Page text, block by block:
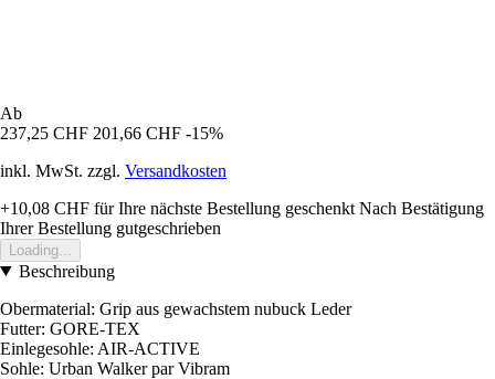
Ab
237,25 CHF 201,66 CHF -15%
inkl. MwSt. zzgl. Versandkosten
+10,08 CHF für Ihre nächste Bestellung geschenkt Nach Bestätigung
Ihrer Bestellung gutgeschrieben
Loading...
Beschreibung
Obermaterial: Grip aus gewachstem nubuck Leder
Futter: GORE-TEX
Einlegesohle: AIR-ACTIVE
Sohle: Urban Walker par Vibram